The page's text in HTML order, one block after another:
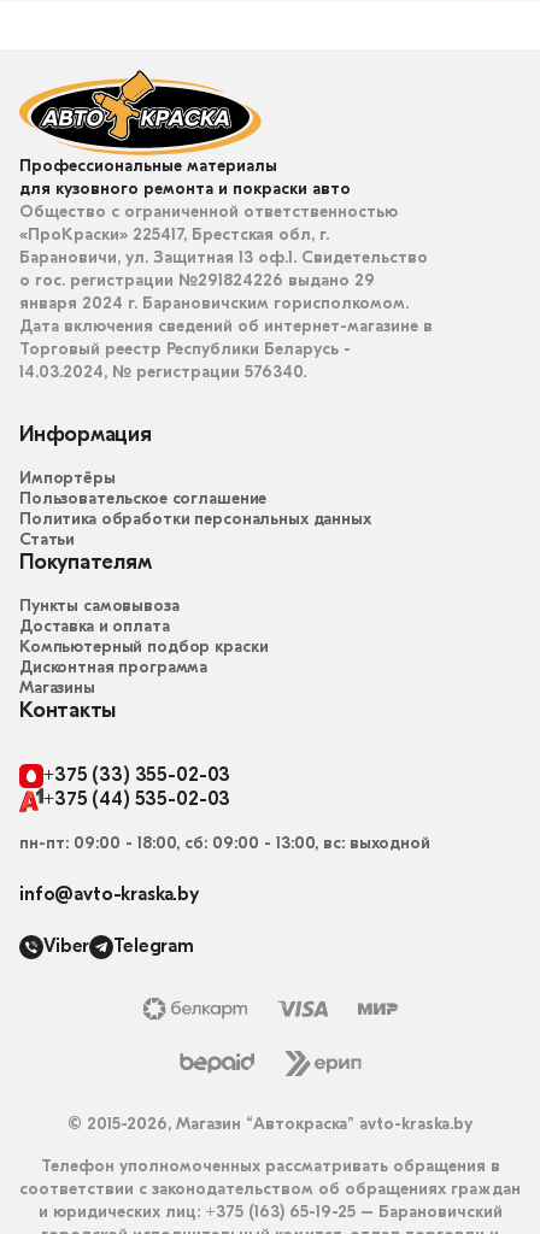
Профессиональные материалы
для кузовного ремонта и покраски авто
Общество с ограниченной ответственностью
«ПроКраски» 225417, Брестская обл, г.
Барановичи, ул. Защитная 13 оф.1. Свидетельство
о гос. регистрации №291824226 выдано 29
января 2024 г. Барановичским горисполкомом.
Дата включения сведений об интернет-магазине в
Торговый реестр Республики Беларусь -
14.03.2024, № регистрации 576340.
Информация
Импортёры
Пользовательское соглашение
Политика обработки персональных данных
Статьи
Покупателям
Пункты самовывоза
Доставка и оплата
Компьютерный подбор краски
Дисконтная программа
Магазины
Контакты
+375 (33) 355-02-03
+375 (44) 535-02-03
пн-пт: 09:00 - 18:00, сб: 09:00 - 13:00, вс: выходной
info@avto-kraska.by
Viber Telegram
© 2015-2026, Магазин “Автокраска” avto-kraska.by
Телефон уполномоченных рассматривать обращения в
соответствии с законодательством об обращениях граждан
и юридических лиц: +375 (163) 65-19-25 – Барановичский